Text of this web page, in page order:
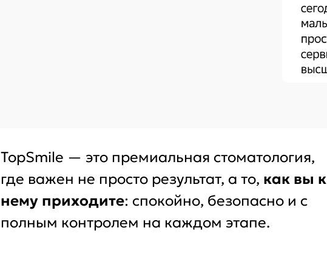
TopSmile — это премиальная стоматология,
где важен не просто результат, а то, как вы к
нему приходите: спокойно, безопасно и с
полным контролем на каждом этапе.